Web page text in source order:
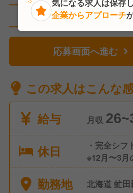
直近3人がこの求人
応募画面へ進む
この求人はこんな感
給与
月収
休日
・完全シフ
※12⽉〜3⽉
⽇休み ※年
期休暇あり/
勤務地 北海道 虻
気になる求人は保存
企業からアプローチ